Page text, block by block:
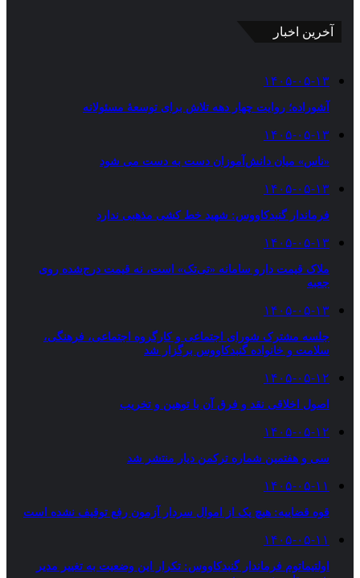
آخرین اخبار
۱۴۰۵-۰۵-۱۳
آشوراده؛ روایت چهار دهه تلاش برای توسعهٔ مسئولانه
۱۴۰۵-۰۵-۱۳
«ناس» میان دانش‌آموزان دست به دست می شود
۱۴۰۵-۰۵-۱۳
فرماندار گنبدکاووس: شهید خط کشی مذهبی ندارد
۱۴۰۵-۰۵-۱۳
ملاک قیمت دارو سامانه «تی‌تک» است، نه قیمت درج‌شده روی
جعبه
۱۴۰۵-۰۵-۱۳
جلسه مشترک شورای اجتماعی و کارگروه اجتماعی، فرهنگی،
سلامت و خانواده گنبدکاووس برگزار شد
۱۴۰۵-۰۵-۱۲
اصول اخلاقی نقد و فرق آن با توهین و تخریب
۱۴۰۵-۰۵-۱۲
سی و هفتمین شماره ترکمن دیار منتشر شد
۱۴۰۵-۰۵-۱۱
قوه قضاییه: هیچ یک از اموال سردار آزمون رفع توقیف نشده است
۱۴۰۵-۰۵-۱۱
اولتیماتوم فرماندار گنبدکاووس: تکرار این وضعیت به تغییر مدیر